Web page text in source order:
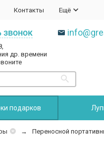
Контакты Ещё
звонок
др. времени
подарков
Переносной